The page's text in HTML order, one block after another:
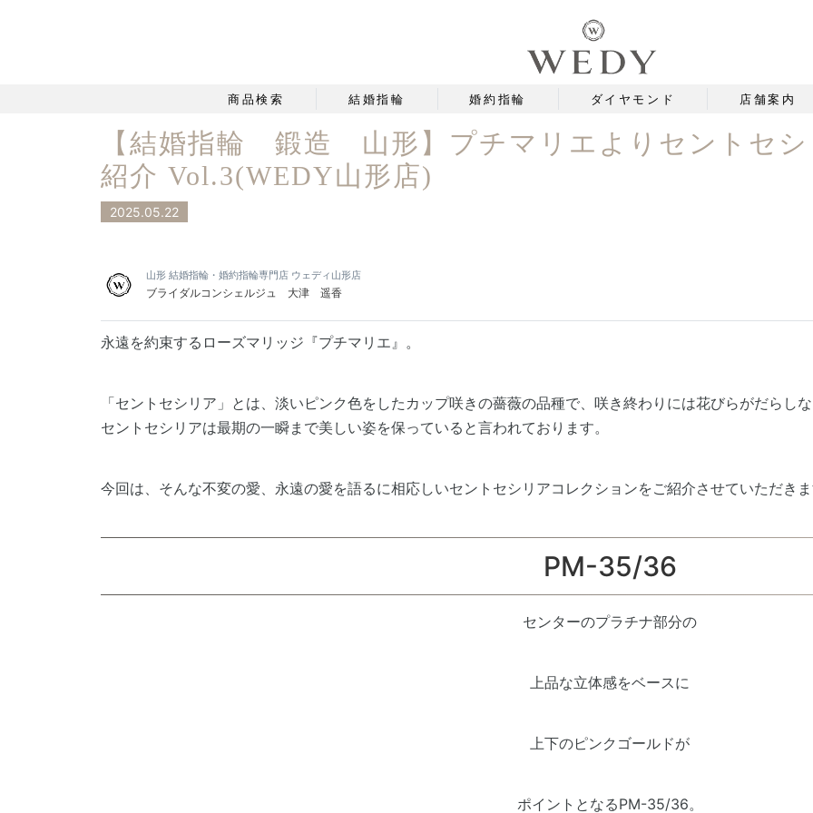
商品検索 結婚指輪 婚約指輪 ダイヤモンド 店舗案内
【結婚指輪 鍛造 山形】プチマリエよりセントセ
紹介 Vol.3(WEDY山形店)
2025.05.22
山形 結婚指輪・婚約指輪専門店 ウェディ山形店
ブライダルコンシェルジュ 大津 遥香
永遠を約束するローズマリッジ『プチマリエ』。
「セントセシリア」とは、淡いピンク色をしたカップ咲きの薔薇の品種で、咲き終わりには花びらがだらし
セントセシリアは最期の一瞬まで美しい姿を保っていると言われております。
今回は、そんな不変の愛、永遠の愛を語るに相応しいセントセシリアコレクションをご紹介させていただき
PM-35/36
センターのプラチナ部分の
上品な立体感をベースに
上下のピンクゴールドが
ポイントとなるPM-35/36。